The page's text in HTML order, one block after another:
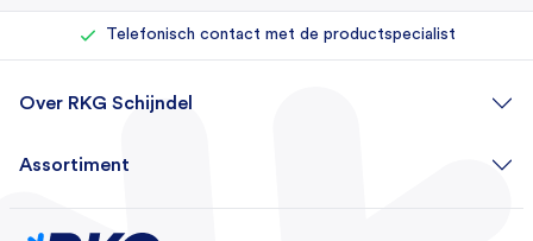
Campers, Caravans
Eigen reparatieafdeling (500+ reparaties per jaar)
Telefonisch contact met de productspecialist
Over RKG Schijndel
Assortiment